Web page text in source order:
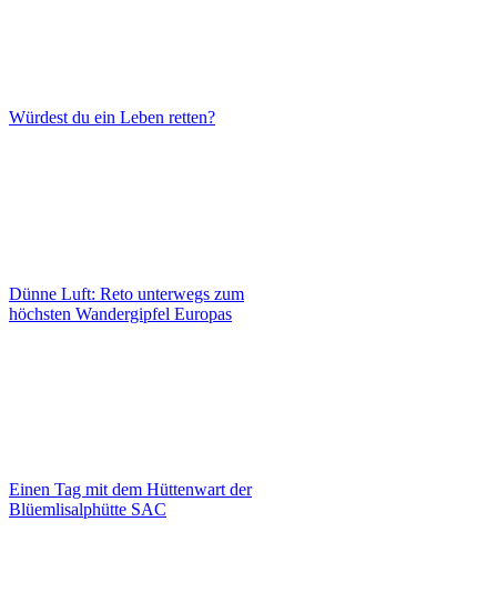
Würdest du ein Leben retten?
Dünne Luft: Reto unterwegs zum
höchsten Wandergipfel Europas
Einen Tag mit dem Hüttenwart der
Blüemlisalphütte SAC